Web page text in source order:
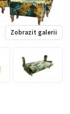
Zobrazit galerii